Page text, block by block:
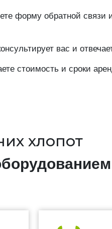
форму обратной связи
вас и
стоимость и сроки
хлопот